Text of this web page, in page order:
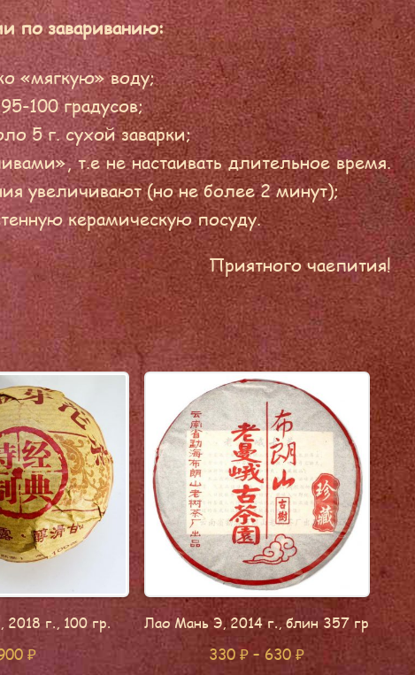
по завариванию:
«мягкую» воду;
100 градусов;
5 г. сухой заварки;
т.е не настаивать длительное время.
увеличивают (но не более 2 минут);
керамическую посуду.
Приятного чаепития!
2018 г., 100 гр.
₽
Лао Мань Э, 2014 г., блин 357 гр
330₽ – 630₽